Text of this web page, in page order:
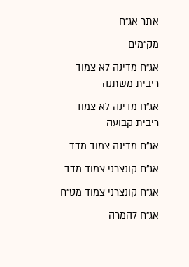
אתר אג"ח
מק"מים
אג"ח מדינה לא צמוד
ריבית משתנה
אג"ח מדינה לא צמוד
ריבית קבועה
אג"ח מדינה צמוד מדד
אג"ח קונצרני צמוד מדד
אג"ח קונצרני צמוד מט"ח
אג"ח להמרה